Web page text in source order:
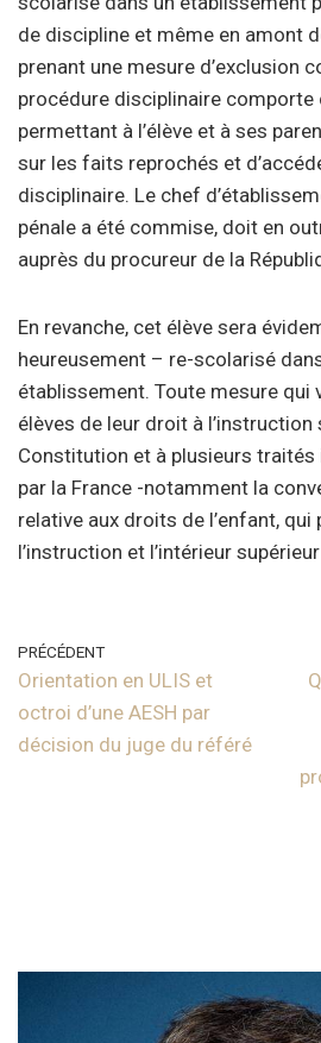
de discipline et même en amont
prenant une mesure d’exclusion
procédure disciplinaire comporte
permettant à l’élève et à ses
sur les faits reprochés et
disciplinaire. Le chef
pénale a été commise, doit en
auprès du procureur de la
En revanche, cet élève sera
heureusement – re-scolarisé
établissement. Toute mesure qui
élèves de leur droit à
Constitution et à plusieurs
par la France -notamment la
relative aux droits de l’enfant,
l’instruction et l’intérieur
PRÉCÉDENT
Orientation en ULIS et
octroi d’une AESH par
décision du juge du référé